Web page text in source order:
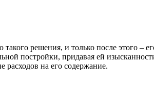
решения, и только после этого –
постройки, придавая ей
расходов на его содержание.